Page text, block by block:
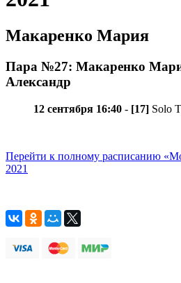
Макаренко Мария
Пара №27: Макаренко
Александр
12 сентября 16:40 - [17] Solo
Перейти к полному расписанию
2021